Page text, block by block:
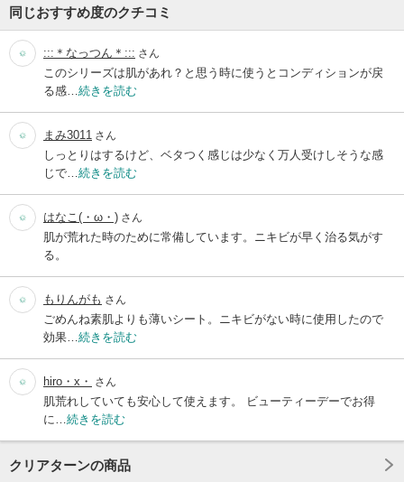
同じおすすめ度のクチコミ
:::＊なっつん＊::: さん
このシリーズは肌があれ？と思う時に使うとコンディションが戻
る感… 続きを読む
まみ3011 さん
しっとりはするけど、ベタつく感じは少なく万人受けしそうな感
じで… 続きを読む
はなこ(・ω・) さん
肌が荒れた時のために常備しています。ニキビが早く治る気がす
る。
もりんがも さん
ごめんね素肌よりも薄いシート。ニキビがない時に使用したので
効果… 続きを読む
hiro・x・ さん
肌荒れしていても安心して使えます。 ビューティーデーでお得
に… 続きを読む
クリアターンの商品